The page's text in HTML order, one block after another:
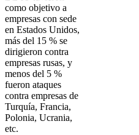
como objetivo a
empresas con sede
en Estados Unidos,
más del 15 % se
dirigieron contra
empresas rusas, y
menos del 5 %
fueron ataques
contra empresas de
Turquía, Francia,
Polonia, Ucrania,
etc.